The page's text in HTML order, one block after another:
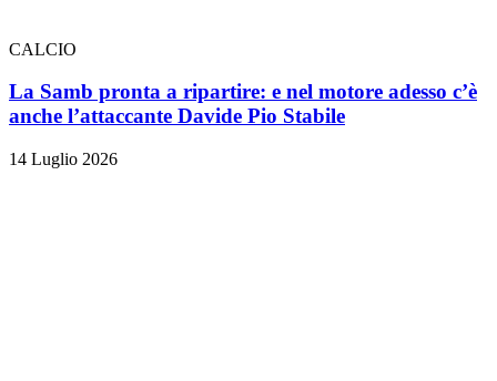
CALCIO
La Samb pronta a ripartire: e nel motore adesso c’è
anche l’attaccante Davide Pio Stabile
14 Luglio 2026